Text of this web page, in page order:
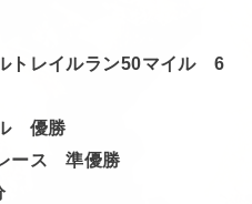
トレイルラン50マイル 6
ル 優勝
ース 準優勝